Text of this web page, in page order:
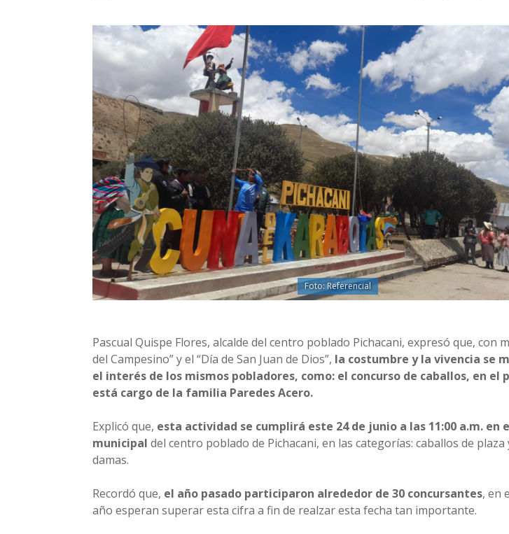
Foto: Referencial
Pascual Quispe Flores, alcalde del centro poblado Pichacani, expresó que, con
del Campesino” y el “Día de San Juan de Dios”, la costumbre y la vivencia se
el interés de los mismos pobladores, como: el concurso de caballos, en el
está cargo de la familia Paredes Acero.
Explicó que, esta actividad se cumplirá este 24 de junio a las 11:00 a.m. en
municipal del centro poblado de Pichacani, en las categorías: caballos de plaza
damas.
Recordó que, el año pasado participaron alrededor de 30 concursantes, en
año esperan superar esta cifra a fin de realzar esta fecha tan importante.